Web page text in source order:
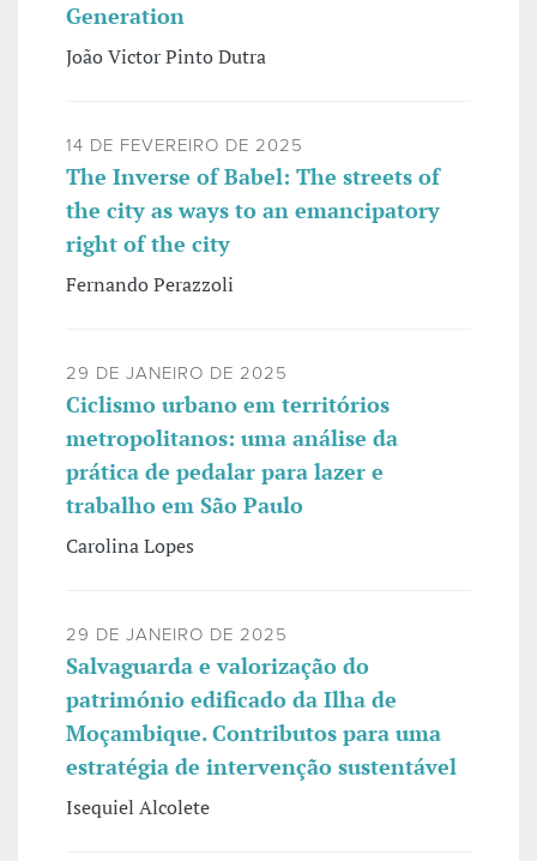
Generation
João Victor Pinto Dutra
14 DE FEVEREIRO DE 2025
The Inverse of Babel: The streets of
the city as ways to an emancipatory
right of the city
Fernando Perazzoli
29 DE JANEIRO DE 2025
Ciclismo urbano em territórios
metropolitanos: uma análise da
prática de pedalar para lazer e
trabalho em São Paulo
Carolina Lopes
29 DE JANEIRO DE 2025
Salvaguarda e valorização do
património edificado da Ilha de
Moçambique. Contributos para uma
estratégia de intervenção sustentável
Isequiel Alcolete